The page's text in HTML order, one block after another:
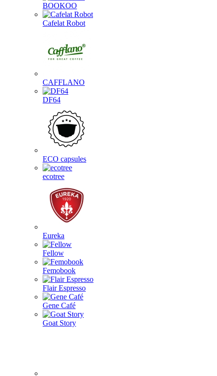
BOOKOO
Cafelat Robot
CAFFLANO
DF64
ECO capsules
ecotree
Eureka
Fellow
Femobook
Flair Espresso
Gene Café
Goat Story